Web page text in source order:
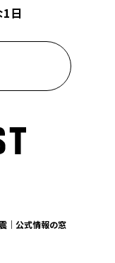
日
｜公式情報の窓